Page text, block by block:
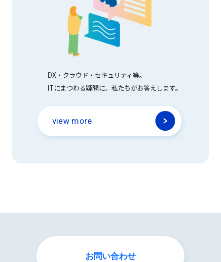
DX・クラウド・セキュリティ等。
ITにまつわる疑問に、私たちがお答えします。
view more
お問い合わせ